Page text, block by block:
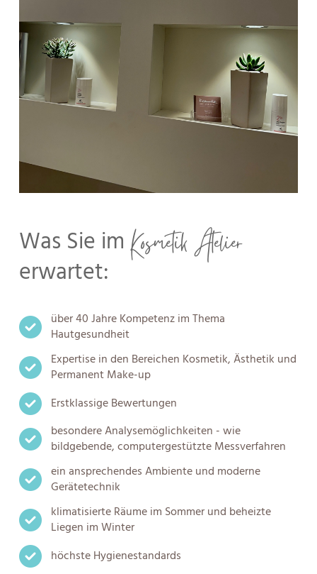
Was Sie imKosmetik Atelier
erwartet:
über 40 Jahre Kompetenz im Thema
Hautgesundheit
Expertise in den Bereichen Kosmetik, Ästhetik und
Permanent Make-up
Erstklassige Bewertungen
besondere Analysemöglichkeiten - wie
bildgebende, computergestützte Messverfahren
ein ansprechendes Ambiente und moderne
Gerätetechnik
klimatisierte Räume im Sommer und beheizte
Liegen im Winter
höchste Hygienestandards